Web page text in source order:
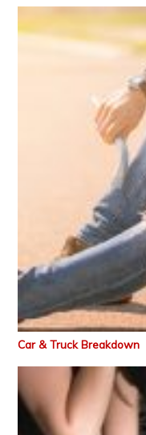
Car & Truck Breakdown